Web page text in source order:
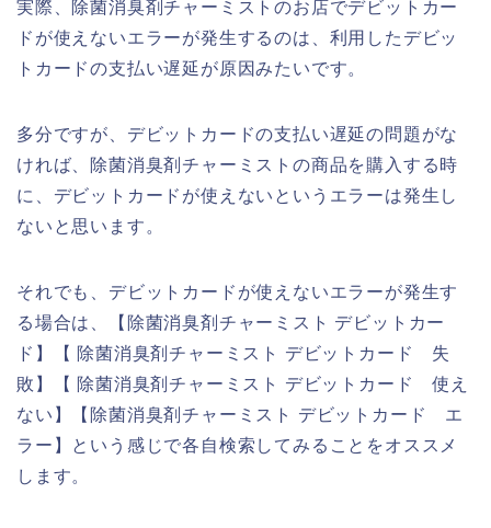
実際、除菌消臭剤チャーミストのお店でデビットカー
ドが使えないエラーが発生するのは、利用したデビッ
トカードの支払い遅延が原因みたいです。
多分ですが、デビットカードの支払い遅延の問題がな
ければ、除菌消臭剤チャーミストの商品を購入する時
に、デビットカードが使えないというエラーは発生し
ないと思います。
それでも、デビットカードが使えないエラーが発生す
る場合は、【除菌消臭剤チャーミスト デビットカー
ド】【 除菌消臭剤チャーミスト デビットカード 失
敗】【 除菌消臭剤チャーミスト デビットカード 使え
ない】【除菌消臭剤チャーミスト デビットカード エ
ラー】という感じで各自検索してみることをオススメ
します。